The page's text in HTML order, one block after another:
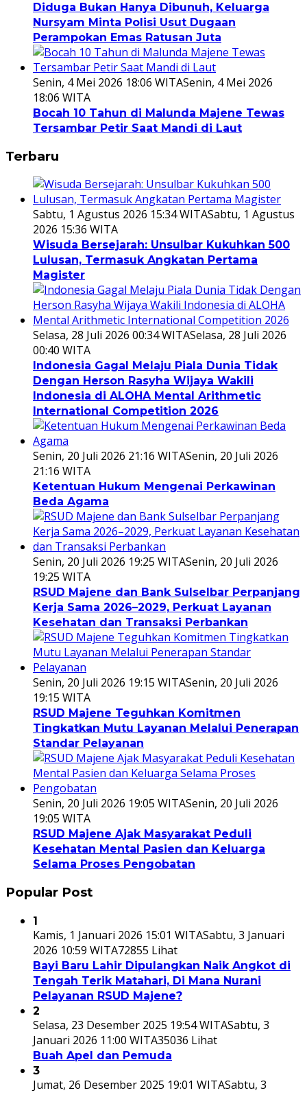
Diduga Bukan Hanya Dibunuh, Keluarga
Nursyam Minta Polisi Usut Dugaan
Perampokan Emas Ratusan Juta
Senin, 4 Mei 2026 18:06 WITASenin, 4 Mei 2026
18:06 WITA
Bocah 10 Tahun di Malunda Majene Tewas
Tersambar Petir Saat Mandi di Laut
Terbaru
Sabtu, 1 Agustus 2026 15:34 WITASabtu, 1 Agustus
2026 15:36 WITA
Wisuda Bersejarah: Unsulbar Kukuhkan 500
Lulusan, Termasuk Angkatan Pertama
Magister
Selasa, 28 Juli 2026 00:34 WITASelasa, 28 Juli 2026
00:40 WITA
Indonesia Gagal Melaju Piala Dunia Tidak
Dengan Herson Rasyha Wijaya Wakili
Indonesia di ALOHA Mental Arithmetic
International Competition 2026
Senin, 20 Juli 2026 21:16 WITASenin, 20 Juli 2026
21:16 WITA
Ketentuan Hukum Mengenai Perkawinan
Beda Agama
Senin, 20 Juli 2026 19:25 WITASenin, 20 Juli 2026
19:25 WITA
RSUD Majene dan Bank Sulselbar Perpanjang
Kerja Sama 2026–2029, Perkuat Layanan
Kesehatan dan Transaksi Perbankan
Senin, 20 Juli 2026 19:15 WITASenin, 20 Juli 2026
19:15 WITA
RSUD Majene Teguhkan Komitmen
Tingkatkan Mutu Layanan Melalui Penerapan
Standar Pelayanan
Senin, 20 Juli 2026 19:05 WITASenin, 20 Juli 2026
19:05 WITA
RSUD Majene Ajak Masyarakat Peduli
Kesehatan Mental Pasien dan Keluarga
Selama Proses Pengobatan
Popular Post
1
Kamis, 1 Januari 2026 15:01 WITASabtu, 3 Januari
2026 10:59 WITA72855 Lihat
Bayi Baru Lahir Dipulangkan Naik Angkot di
Tengah Terik Matahari, Di Mana Nurani
Pelayanan RSUD Majene?
2
Selasa, 23 Desember 2025 19:54 WITASabtu, 3
Januari 2026 11:00 WITA35036 Lihat
Buah Apel dan Pemuda
3
Jumat, 26 Desember 2025 19:01 WITASabtu, 3